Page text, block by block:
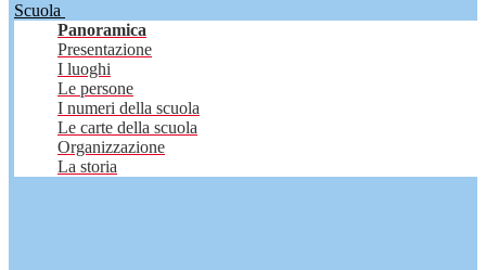
Scuola
Panoramica
Presentazione
I luoghi
Le persone
I numeri della scuola
Le carte della scuola
Organizzazione
La storia